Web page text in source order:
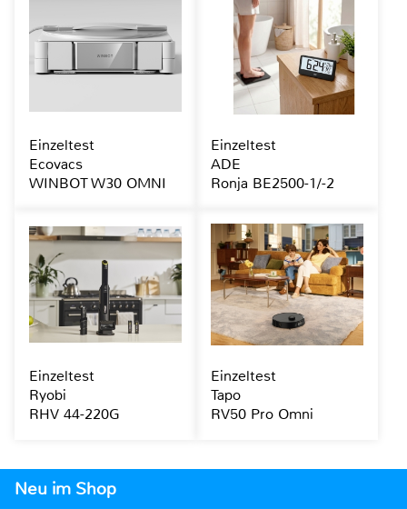
Neu im Shop
Einzeltest
Ecovacs
WINBOT W30 OMNI
Einzeltest
ADE
Ronja BE2500-1/-2
Einzeltest
Ryobi
RHV 44-220G
Einzeltest
Tapo
RV50 Pro Omni